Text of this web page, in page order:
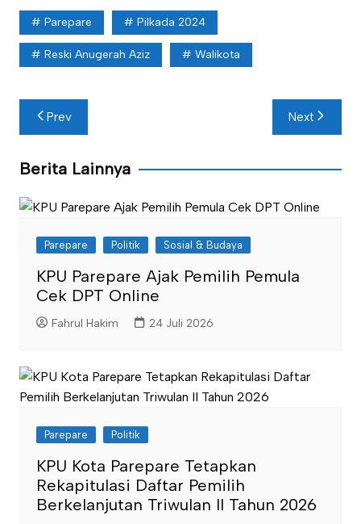
Parepare Pilkada 2024
Reski Anugerah Aziz Walikota
Navigasi
pos
Prev Next
Berita Lainnya
Parepare Politik Sosial & Budaya
KPU Parepare Ajak Pemilih Pemula
Cek DPT Online
Fahrul Hakim 24 Juli 2026
Parepare Politik
KPU Kota Parepare Tetapkan
Rekapitulasi Daftar Pemilih
Berkelanjutan Triwulan II Tahun 2026